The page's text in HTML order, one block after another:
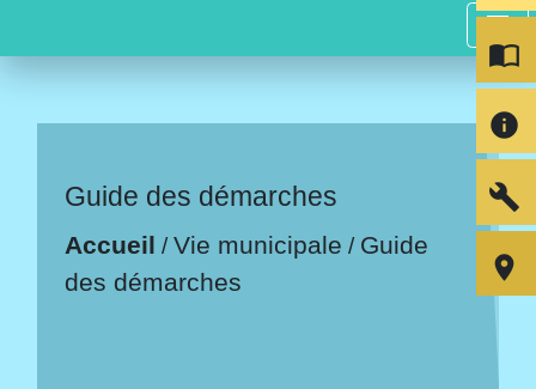
menu
Guide des démarches
Accueil /Vie municipale / Guide
des démarches
import_contacts
info
build
room